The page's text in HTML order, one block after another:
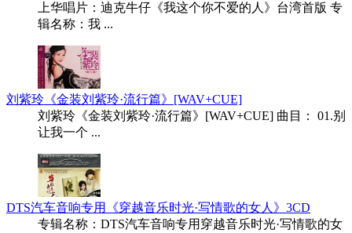
上华唱片：迪克牛仔《我这个你不爱的人》台湾首版 专
辑名称：我 ...
刘紫玲《金装刘紫玲·流行篇》[WAV+CUE]
刘紫玲《金装刘紫玲·流行篇》[WAV+CUE] 曲目： 01.别
让我一个 ...
DTS汽车音响专用《穿越音乐时光·写情歌的女人》3CD
专辑名称：DTS汽车音响专用穿越音乐时光·写情歌的女